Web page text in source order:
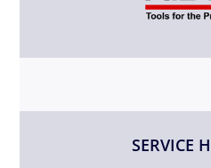
SERVICE